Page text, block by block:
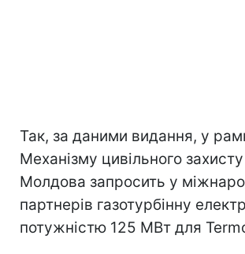
Так, за даними видання, у
Механізму цивільного
Молдова запросить у
партнерів газотурбінну
потужністю 125 МВт для